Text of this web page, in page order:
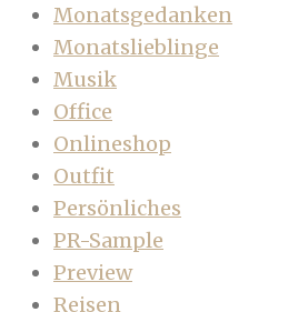
Monatsgedanken
Monatslieblinge
Musik
Office
Onlineshop
Outfit
Persönliches
PR-Sample
Preview
Reisen